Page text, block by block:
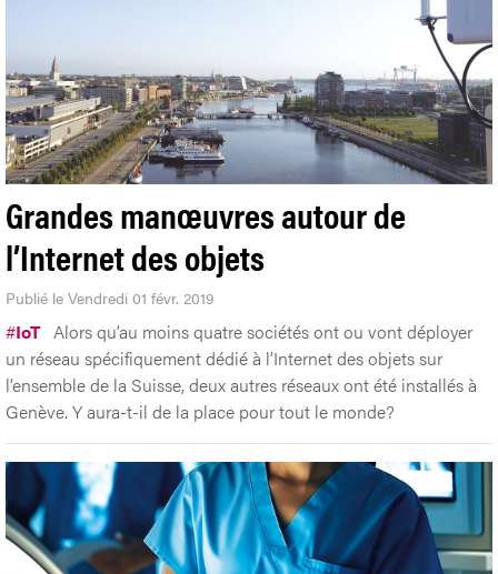
Grandes manœuvres autour de
l’Internet des objets
Publié le Vendredi 01 févr. 2019
#IoT Alors qu’au moins quatre sociétés ont ou vont déployer
un réseau spécifiquement dédié à l’Internet des objets sur
l’ensemble de la Suisse, deux autres réseaux ont été installés à
Genève. Y aura-t-il de la place pour tout le monde?